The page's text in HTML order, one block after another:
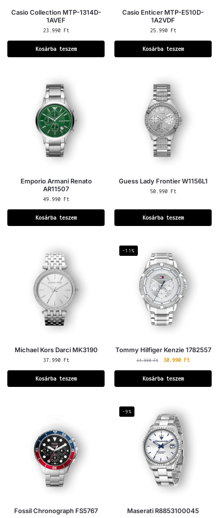
Casio Collection MTP-1314D-
1AVEF
23.990 Ft
Kosárba teszem
Casio Enticer MTP-E510D-
1A2VDF
25.990 Ft
Kosárba teszem
Emporio Armani Renato
AR11507
49.990 Ft
Kosárba teszem
Guess Lady Frontier W1156L1
50.990 Ft
Kosárba teszem
Michael Kors Darci MK3190
37.990 Ft
Kosárba teszem
-11%
Tommy Hilfiger Kenzie 1782557
34.990Ft 30.990 Ft
Kosárba teszem
Fossil Chronograph FS5767
-9%
Maserati R8853100045